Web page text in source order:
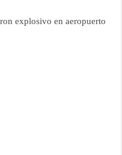
explosivo en aeropuerto